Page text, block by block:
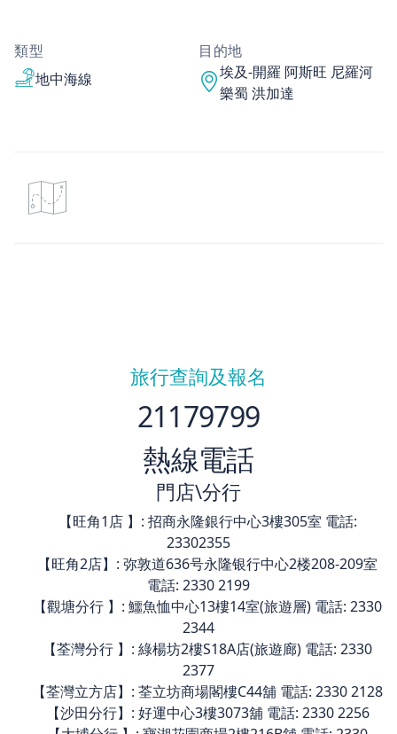
類型
地中海線
目的地
埃及-開羅 阿斯旺 尼羅河
樂蜀 洪加達
旅行查詢及報名
21179799
熱線電話
門店\分行
【旺角1店 】: 招商永隆銀行中心3樓305室 電話:
23302355
【旺角2店】: 弥敦道636号永隆银行中心2楼208-209室
電話: 2330 2199
【觀塘分行 】: 鱷魚恤中心13樓14室(旅遊層) 電話: 2330
2344
【荃灣分行 】: 綠楊坊2樓S18A店(旅遊廊) 電話: 2330
2377
【荃灣立方店】: 荃立坊商場閣樓C44舖 電話: 2330 2128
【沙田分行】: 好運中心3樓3073舖 電話: 2330 2256